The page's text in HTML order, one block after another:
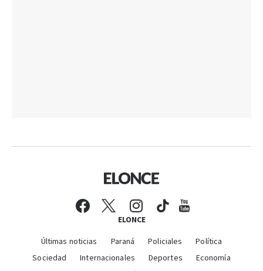
ELONCE
Últimas noticias Paraná Policiales
Política
Sociedad
Internacionales Deportes
Economía